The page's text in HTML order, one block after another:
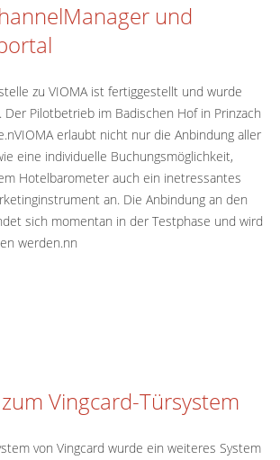
und
zu VIOMA ist fertiggestellt und wurde
Pilotbetrieb im Badischen Hof in Prinzach
erlaubt nicht nur die Anbindung aller
eine individuelle Buchungsmöglichkeit,
Hotelbarometer auch ein inetressantes
an. Die Anbindung an den
sich momentan in der Testphase und wird
werden.nn
Vingcard-Türsystem
von Vingcard wurde ein weiteres System